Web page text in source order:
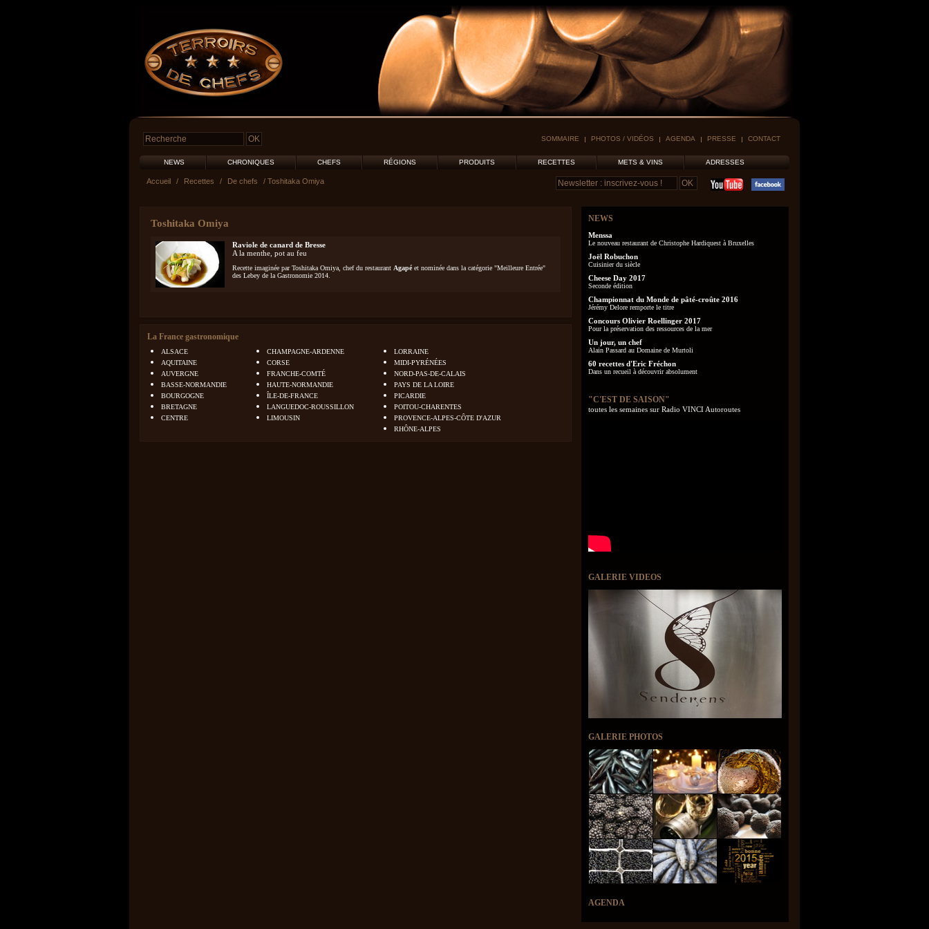
SOMMAIRE PHOTOS / VIDÉOS AGENDA PRESSE CONTACT
NEWS CHRONIQUES CHEFS RÉGIONS PRODUITS RECETTES METS & VINS ADRESSES
Accueil / Recettes / De chefs / Toshitaka Omiya
Toshitaka Omiya
Raviole de canard de Bresse
A la menthe, pot au feu
Recette imaginée par Toshitaka Omiya, chef du restaurant Agapéet nominée dans la catégorie "Meilleure Entrée"
des Lebey de la Gastronomie 2014.
La France gastronomique
ALSACE
AQUITAINE
AUVERGNE
BASSE-NORMANDIE
BOURGOGNE
BRETAGNE
CENTRE
CHAMPAGNE-ARDENNE
CORSE
FRANCHE-COMTÉ
HAUTE-NORMANDIE
ÎLE-DE-FRANCE
LANGUEDOC-ROUSSILLON
LIMOUSIN
LORRAINE
MIDI-PYRÉNÉES
NORD-PAS-DE-CALAIS
PAYS DE LA LOIRE
PICARDIE
POITOU-CHARENTES
PROVENCE-ALPES-CÔTE D'AZUR
RHÔNE-ALPES
NEWS
Menssa
Le nouveau restaurant de Christophe Hardiquest à Bruxelles
Joël Robuchon
Cuisinier du siècle
Cheese Day 2017
Seconde édition
Championnat du Monde de pâté-croûte 2016
Jérémy Delore remporte le titre
Concours Olivier Roellinger 2017
Pour la préservation des ressources de la mer
Un jour, un chef
Alain Passard au Domaine de Murtoli
60 recettes d'Eric Fréchon
Dans un recueil à découvrir absolument
"C'EST DE SAISON"
toutes les semaines sur Radio VINCI Autoroutes
GALERIE VIDEOS
GALERIE PHOTOS
AGENDA